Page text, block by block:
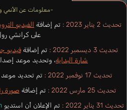
-معلومات عن الأنمي
تحديث 2 يناير 2023 : تم إضافة الفيديو
على كرانشي
تحديث 3 ديسمبر 2022 :
تم إضافةفيديو
شارة البداية، وتحديد موعد
تحديث 17 نوفمبر 2022 :
تم تحديد موعد
تحديث 25 مارس 2022 :
تم إضافة صورة
تحديث 31 يناير 2022 :
تم الإعلان أن استديو